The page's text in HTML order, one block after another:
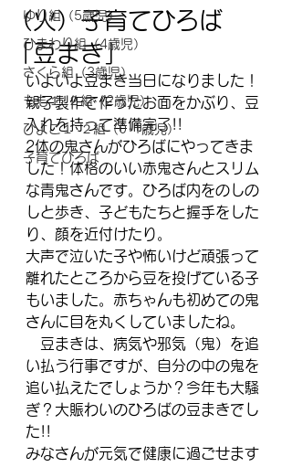
ゆり組（5歳児）
ひまわり組（4歳児）
さくら組（3歳児）
もも１･２組（2歳児）
ひよこ１･２組（0･1歳児）
子育てひろば
（火）子育てひろば
「豆まき」
いよいよ豆まき当日になりました！
親子製作で作ったお面をかぶり、豆
入れを持って準備完了!!
2体の鬼さんがひろばにやってきま
した！体格のいい赤鬼さんとスリム
な青鬼さんです。ひろば内をのしの
しと歩き、子どもたちと握手をした
り、顔を近付けたり。
大声で泣いた子や怖いけど頑張って
離れたところから豆を投げている子
もいました。赤ちゃんも初めての鬼
さんに目を丸くしていましたね。
豆まきは、病気や邪気（鬼）を追
い払う行事ですが、自分の中の鬼を
追い払えたでしょうか？今年も大騒
ぎ？大賑わいのひろばの豆まきでし
た!!
みなさんが元気で健康に過ごせます